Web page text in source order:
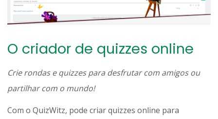
O criador de quizzes online
Crie rondas e quizzes para desfrutar com amigos ou
partilhar com o mundo!
Com o QuizWitz, pode criar quizzes online para